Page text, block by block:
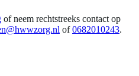
of neem rechtstreeks contact op
of 0682010243.